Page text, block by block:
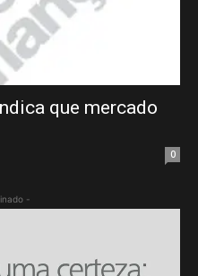
que mercado
0
-